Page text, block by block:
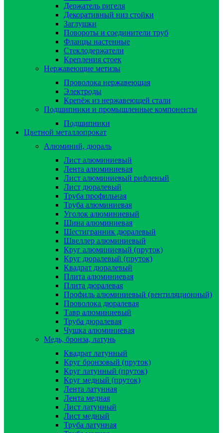
Держатель ригеля
Декоративный низ стойки
Заглушки
Повороты и соединители труб
Фланцы настенные
Стеклодержатели
Крепления стоек
Нержавеющие метизы
Проволока нержавеющая
Электроды
Крепёж из нержавеющей стали
Подшипники и промышленные компоненты
Подшипники
Цветной металлопрокат
Алюминий, дюраль
Лист алюминиевый
Лента алюминиевая
Лист алюминиевый рифленый
Лист дюралевый
Труба профильная
Труба алюминиевая
Уголок алюминиевый
Шина алюминиевая
Шестигранник дюралевый
Швеллер алюминиевый
Круг алюминиевый (пруток)
Круг дюралевый (пруток)
Квадрат дюралевый
Плита алюминиевая
Плита дюралевая
Профиль алюминиевый (вентиляционный)
Проволока дюралевая
Тавр алюминиевый
Труба дюралевая
Чушка алюминиевая
Медь, бронза, латунь
Квадрат латунный
Круг бронзовый (пруток)
Круг латунный (пруток)
Круг медный (пруток)
Лента латунная
Лента медная
Лист латунный
Лист медный
Труба латунная